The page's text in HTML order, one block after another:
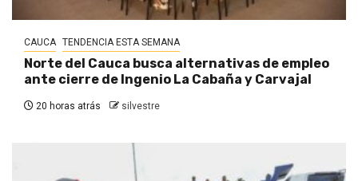
CAUCA TENDENCIA ESTA SEMANA
Norte del Cauca busca alternativas de empleo
ante cierre de Ingenio La Cabaña y Carvajal
20 horas atrás silvestre